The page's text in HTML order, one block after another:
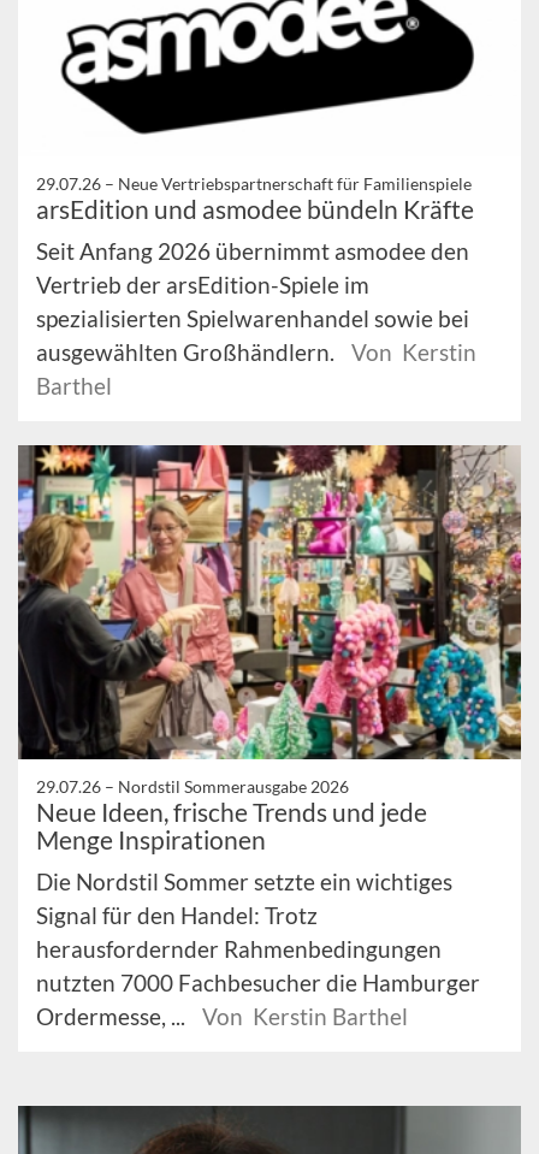
29.07.26 – Neue Vertriebspartnerschaft für Familienspiele
arsEdition und asmodee bündeln Kräfte
Seit Anfang 2026 übernimmt asmodee den
Vertrieb der arsEdition-Spiele im
spezialisierten Spielwarenhandel sowie bei
ausgewählten Großhändlern.
Von Kerstin
Barthel
29.07.26 – Nordstil Sommerausgabe 2026
Neue Ideen, frische Trends und jede
Menge Inspirationen
Die Nordstil Sommer setzte ein wichtiges
Signal für den Handel: Trotz
herausfordernder Rahmenbedingungen
nutzten 7000 Fachbesucher die Hamburger
Ordermesse, ...
Von Kerstin Barthel